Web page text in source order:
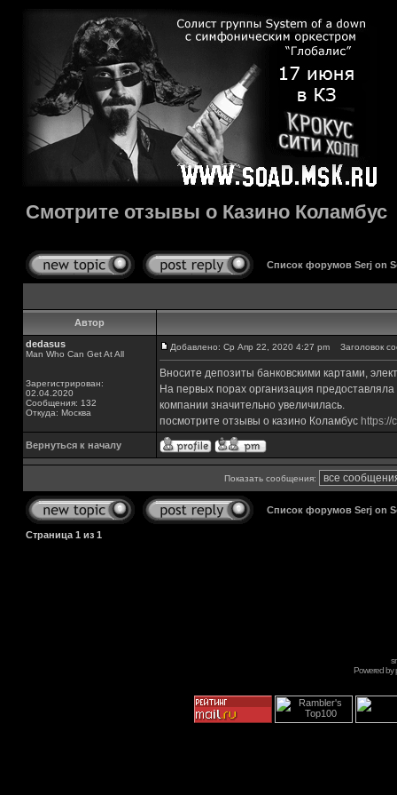
Смотрите отзывы о Казино Коламбус
Список форумов Serj on
Автор
dedasus
Man Who Can Get At All
Зарегистрирован:
02.04.2020
Сообщения: 132
Откуда: Москва
Добавлено: Ср Апр 22, 2020 4:27 pm Заголовок
Вносите депозиты банковскими картами,
На первых порах организация
компании значительно увеличилась.
посмотрите отзывы о казино Коламбус https://
Вернуться к началу
Показать сообщения:
Список форумов Serj on
Страница 1 из 1
Powered by